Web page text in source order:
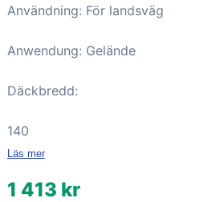
Användning: För landsväg
Anwendung: Gelände
Däckbredd:
140
Läs mer
1 413 kr